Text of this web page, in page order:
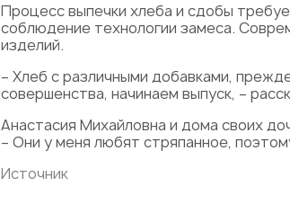
Процесс выпечки хлеба и сдобы
соблюдение технологии замеса.
изделий.
– Хлеб с различными добавками,
совершенства, начинаем выпуск, –
Анастасия Михайловна и дома своих
– Они у меня любят стряпанное,
Источник